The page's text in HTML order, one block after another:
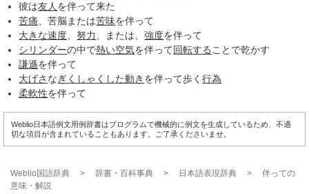
彼は友人 を伴って来た
苦痛 、苦脳または苦味を伴って
大きな速度 努力 、または、強度を伴って
シリンダーの中で熱い空気を伴って回転する ことで乾かす
謙遜を伴って
大げさ なぎくしゃくした動き を伴って歩く行為
柔軟性を伴って
Weblio日本語例文用例辞書はプログラムで機械的に例文を生成しているため、不適
切な項目が含まれていることもあります。ご了承くださいませ。
Weblio国語辞典 > 辞書・百科事典 > 日本語表現辞典 > 伴っての
意味・解説